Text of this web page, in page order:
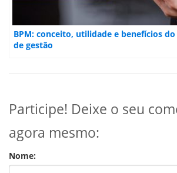
BPM: conceito, utilidade e benefícios
de gestão
Participe! Deixe o seu
agora mesmo:
Nome: